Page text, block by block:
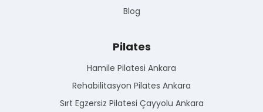
Blog
Pilates
Hamile Pilatesi Ankara
Rehabilitasyon Pilates Ankara
Sırt Egzersiz Pilatesi Çayyolu Ankara